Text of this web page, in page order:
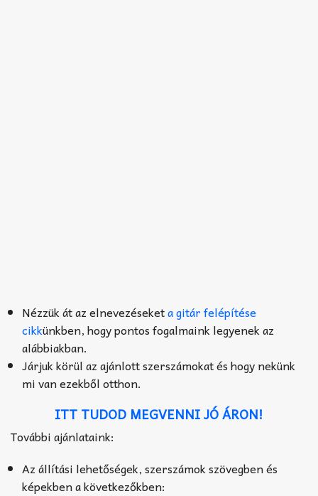
Nézzük át az elnevezéseketa gitár felépítése
cikkünkben, hogy pontos fogalmaink legyenek az
alábbiakban.
Járjuk körül az ajánlott szerszámokat és hogy nekünk
mi van ezekből otthon.
ITT TUDOD MEGVENNI JÓ ÁRON!
További ajánlataink:
Az állítási lehetőségek, szerszámok szövegben és
képekben a következőkben: